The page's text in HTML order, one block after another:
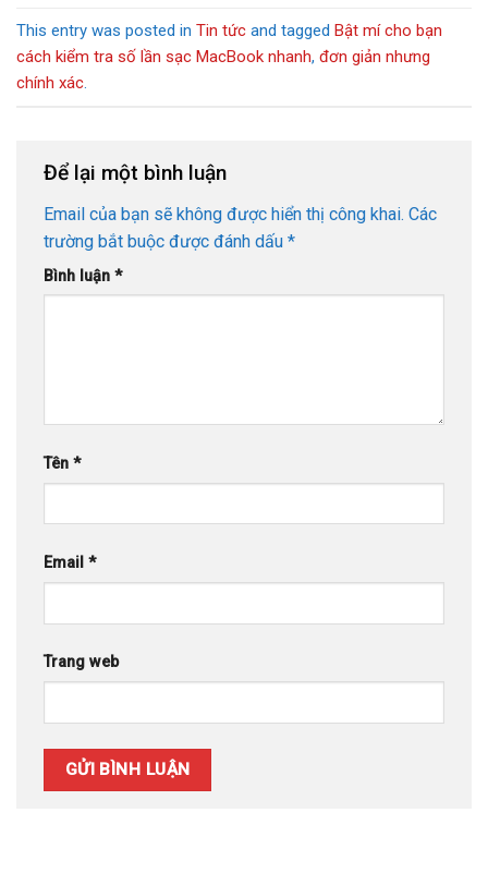
This entry was posted in Tin tức and tagged Bật mí cho bạn
cách kiểm tra số lần sạc MacBook nhanh, đơn giản nhưng
chính xác.
Để lại một bình luận
Email của bạn sẽ không được hiển thị công khai. Các
trường bắt buộc được đánh dấu *
Bình luận *
Tên *
Email *
Trang web